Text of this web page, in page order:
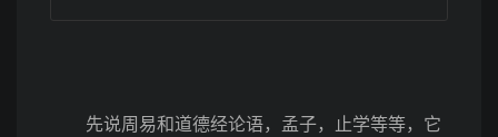
先说周易和道德经论语，孟子，止学等等，它